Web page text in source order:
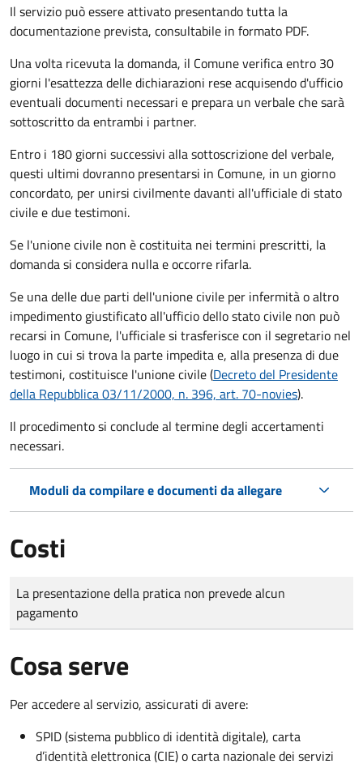
Il servizio può essere attivato presentando tutta la
documentazione prevista, consultabile in formato PDF.
Una volta ricevuta la domanda, il Comune verifica entro 30
giorni l'esattezza delle dichiarazioni rese acquisendo d'ufficio
eventuali documenti necessari e prepara un verbale che sarà
sottoscritto da entrambi i partner.
Entro i 180 giorni successivi alla sottoscrizione del verbale,
questi ultimi dovranno presentarsi in Comune, in un giorno
concordato, per unirsi civilmentedavanti all'ufficiale di stato
civilee due testimoni.
Se l'unione civile non è costituita nei termini prescritti, la
domanda si considera nulla e occorre rifarla.
Se una delle due parti dell'unione civile per infermità o altro
impedimento giustificato all'ufficio dello stato civile non può
recarsi in Comune, l'ufficiale si trasferisce con il segretario nel
luogo in cui si trova la parte impedita e, alla presenza di due
testimoni, costituisce l'unione civile (Decreto del Presidente
della Repubblica 03/11/2000, n. 396, art. 70-novies).
Il procedimento si conclude al termine degli accertamenti
necessari.
Moduli da compilare e documenti da allegare
Costi
Tipo di pagamento
Importo
La presentazione della pratica non prevede alcun
pagamento
Cosa serve
Per accedere al servizio, assicurati di avere:
SPID (sistema pubblico di identità digitale), carta
d’identità elettronica (CIE) o carta nazionale dei servizi